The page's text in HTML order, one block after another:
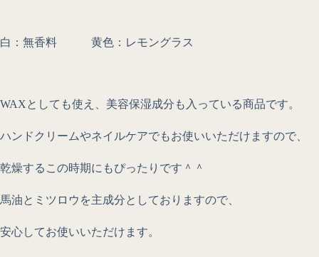
白：無香料 黄色：レモングラス
WAXとしても使え、美容保湿成分も入っている商品です。
ハンドクリームやネイルケアでもお使いいただけますので、
乾燥するこの時期にもぴったりです＾＾
馬油とミツロウを主成分としておりますので、
安心してお使いいただけます。